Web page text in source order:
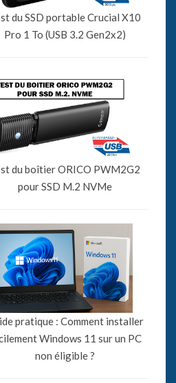
du SSD portable Crucial X10
Pro 1 To (USB 3.2 Gen2x2)
du boîtier ORICO PWM2G2
pour SSD M.2 NVMe
pratique : Comment installer
Windows 11 sur un PC
non éligible ?